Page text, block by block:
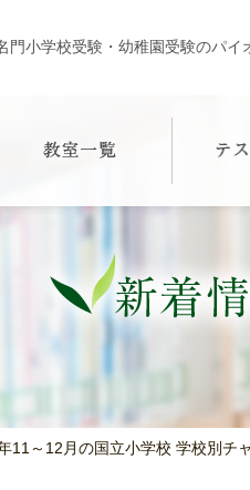
門小学校受験・幼稚園受験のパイ
11～12月の国立小学校 学校別チ